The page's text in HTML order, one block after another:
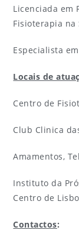
Licenciada em
Fisioterapia
Especialista
Locais de
Centro de
Club Clinica
Amamentos,
Instituto da
Centro de
Contactos: